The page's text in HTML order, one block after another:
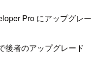
Pro にアップグレー
後者のアップグレード